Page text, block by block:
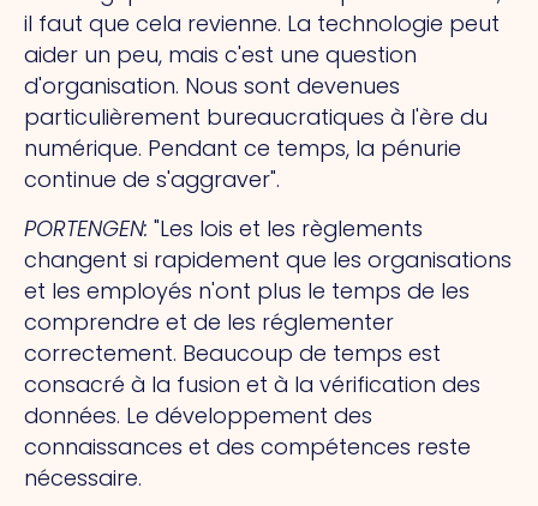
il faut que cela revienne. La technologie peut
aider un peu, mais c'est une question
d'organisation. Nous sont devenues
particulièrement bureaucratiques à l'ère du
numérique. Pendant ce temps, la pénurie
continue de s'aggraver".
PORTENGEN: "Les lois et les règlements
changent si rapidement que les organisations
et les employés n'ont plus le temps de les
comprendre et de les réglementer
correctement. Beaucoup de temps est
consacré à la fusion et à la vérification des
données. Le développement des
connaissances et des compétences reste
nécessaire.